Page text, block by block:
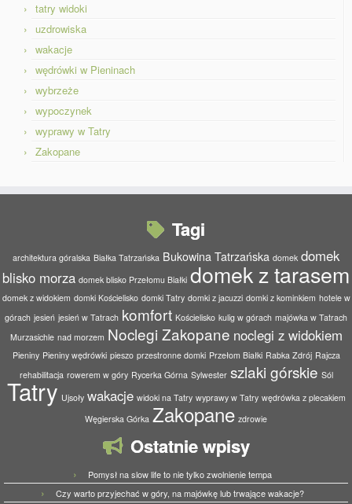
tatry widoki
uzdrowiska
wakacje
wędrówki w Pieninach
wybrzeże
wypoczynek
wyprawy w Tatry
Zakopane
Tagi
architektura góralska Białka Tatrzańska Bukowina Tatrzańska domek domek
blisko morza domek blisko Przełomu Białki domek z tarasem
domek z widokiem domki Kościelisko domki Tatry domki z jacuzzi domki z kominkiem hotele w
górach jesień jesień w Tatrach komfort Kościelisko kulig w górach majówka w Tatrach
Murzasichle nad morzem Noclegi Zakopane noclegi z widokiem
Pieniny Pieniny wędrówki pieszo przestronne domki Przełom Białki Rabka Zdrój Rajcza
rehabilitacja rowerem w góry Rycerka Górna Sylwester szlaki górskie Sól
Tatry Ujsoły wakacje widoki na Tatry wyprawy w Tatry wędrówka z plecakiem
Węgierska Górka Zakopane zdrowie
Ostatnie wpisy
Pomysł na slow life to nie tylko zwolnienie tempa
Czy warto przyjechać w góry, na majówkę lub trwające wakacje?